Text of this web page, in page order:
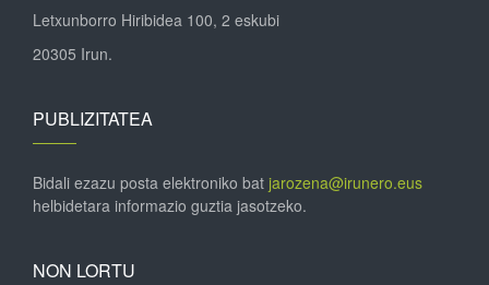
Letxunborro Hiribidea 100, 2 eskubi
20305 Irun.
PUBLIZITATEA
Bidali ezazu posta elektroniko bat jarozena@irunero.eus
helbidetara informazio guztia jasotzeko.
NON LORTU